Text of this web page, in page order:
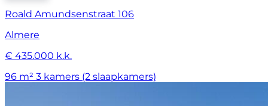
Roald Amundsenstraat 106
Almere
€ 435.000 k.k.
96 m² 3 kamers (2 slaapkamers)